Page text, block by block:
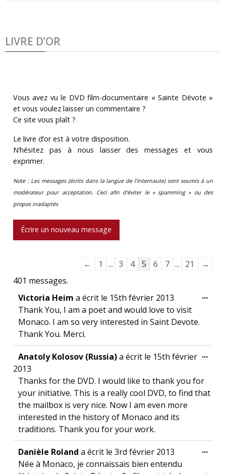
LIVRE D’OR
Vous avez vu le DVD film-documentaire « Sainte Dévote »
et vous voulez laisser un commentaire ?
Ce site vous plaît ?
Le livre d’or est à votre disposition.
N’hésitez pas à nous laisser des messages et vous
exprimer.
Note : Les messages (écrits dans la langue de l’internaute) sont soumis à un
modérateur pour acceptation. Ceci afin d’éviter le « spamming » ou des
propos inadaptés
Navigation dans la liste du livre d’or
← 1 ... 3 4 5 6 7 ... 21
→
401 messages.
Victoria Heim a écrit le 15th février 2013
Thank You, I am a poet and would love to visit
Monaco. I am so very interested in Saint Devote.
Thank You. Merci.
...
Anatoly Kolosov (Russia)a écrit le 15th février
2013
Thanks for the DVD. I would like to thank you for
your initiative. This is a really cool DVD, to find that
the mailbox is very nice. Now I am even more
interested in the history of Monaco and its
traditions. Thank you for your work.
...
Danièle Roland a écrit le 3rd février 2013
Née à Monaco, je connaissais bien entendu
...